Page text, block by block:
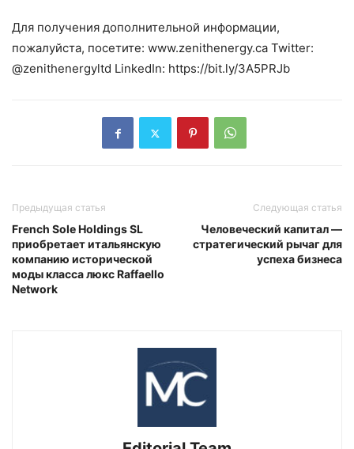
Для получения дополнительной информации,
пожалуйста, посетите: www.zenithenergy.ca Twitter:
@zenithenergyltd LinkedIn: https://bit.ly/3A5PRJb
Предыдущая статья
French Sole Holdings SL
приобретает итальянскую
компанию исторической
моды класса люкс Raffaello
Network
Следующая статья
Человеческий капитал —
стратегический рычаг для
успеха бизнеса